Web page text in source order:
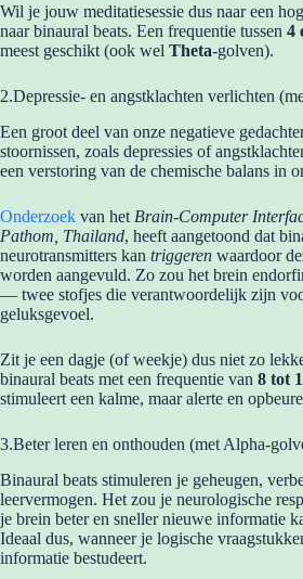
Wil je jouw meditatiesessie dus naar een
naar binaural beats. Een frequentie tussen 4
meest geschikt (ook wel Theta-golven).
2.Depressie- en angstklachten verlichten
Een groot deel van onze negatieve
stoornissen, zoals depressies of
een verstoring van de chemische balans in
Onderzoek van het Brain-Computer
Pathom, Thailand, heeft aangetoond dat
neurotransmitters kan triggeren waardoor
worden aangevuld. Zo zou het brein
— twee stofjes die verantwoordelijk zijn
geluksgevoel.
Zit je een dagje (of weekje) dus niet zo
binaural beats met een frequentie van 8 tot
stimuleert een kalme, maar alerte en
3.Beter leren en onthouden (met Alpha-
Binaural beats stimuleren je geheugen,
leervermogen. Het zou je neurologische
je brein beter en sneller nieuwe informatie
Ideaal dus, wanneer je logische
informatie bestudeert.